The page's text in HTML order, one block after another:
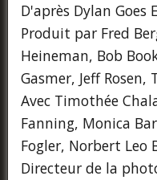
D'après Dylan Goes
Produit par Fred
Heineman, Bob
Gasmer, Jeff
Avec Timothée
Fanning, Monica
Fogler, Norbert Leo
Directeur de la